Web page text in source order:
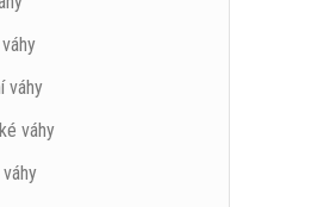
váhy
váhy